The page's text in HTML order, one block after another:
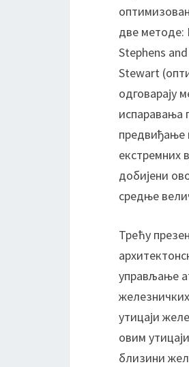
две методе:
Stephens
Stewart
одговарају
испаравања
предвиђање
екстремних
добијени
средње
Трећу
управљање
утицаји
овим
близини